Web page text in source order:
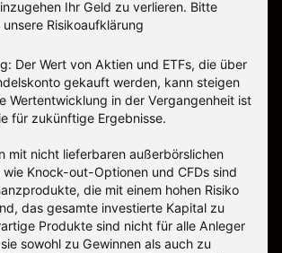
Ihr Geld zu verlieren. Bitte
unsere Risikoaufklärung
Der Wert von Aktien und ETFs, die über
gekauft werden, kann steigen
Wertentwicklung in der Vergangenheit ist
für zukünftige Ergebnisse.
mit nicht lieferbaren außerbörslichen
wie Knock-out-Optionen und CFDs sind
die mit einem hohen Risiko
das gesamte investierte Kapital zu
Produkte sind nicht für alle Anleger
sowohl zu Gewinnen als auch zu